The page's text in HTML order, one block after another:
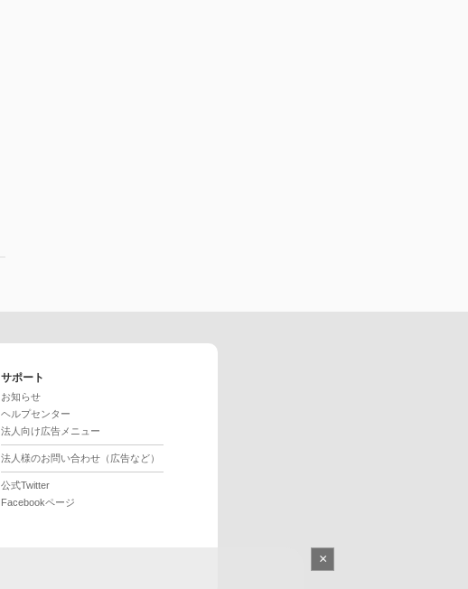
サポート
お知らせ
ヘルプセンター
法人向け広告メニュー
法人様のお問い合わせ（広告など）
公式Twitter
Facebookページ
×